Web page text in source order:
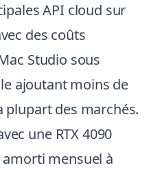
API cloud sur
des coûts
Studio sous
ajoutant moins de
plupart des marchés.
une RTX 4090
mensuel à